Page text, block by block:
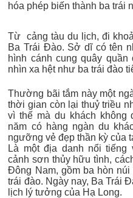
hóa phép biến thành ba trái
Từ cảng tàu du lịch, đi
Ba Trái Đào. Sở dĩ có tên
hình cánh cung quây
nhìn xa hệt như ba trái đào
Thường bãi tắm này một
thời gian còn lại thuỷ triều
vì thế mà du khách không
năm có hàng ngàn du
ngưỡng vẻ đẹp thần kỳ của
Là một địa danh nổi tiếng
cảnh sơn thủy hữu tình,
Đông Nam, gồm ba hòn
trái đào. Ngày nay, Ba Trái
lịch lý tưởng của Hạ Long.